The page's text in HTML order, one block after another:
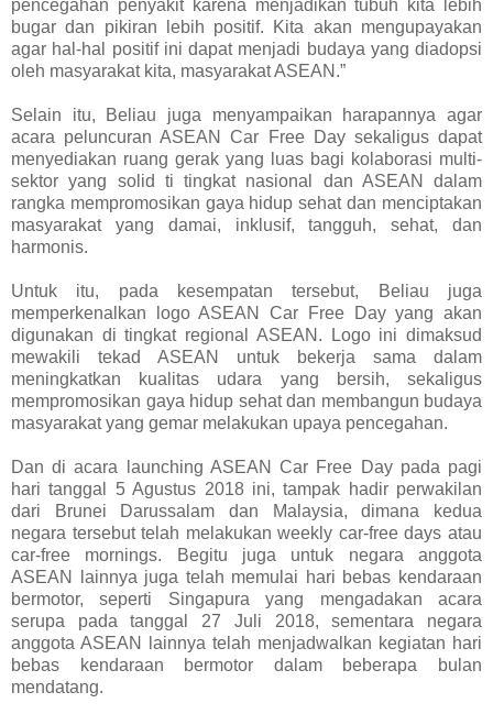
pencegahan penyakit karena menjadikan tubuh kita lebih
bugar dan pikiran lebih positif. Kita akan mengupayakan
agar hal-hal positif ini dapat menjadi budaya yang diadopsi
oleh masyarakat kita, masyarakat ASEAN.”
Selain itu, Beliau juga menyampaikan harapannya agar
acara peluncuran ASEAN Car Free Day sekaligus dapat
menyediakan ruang gerak yang luas bagi kolaborasi multi-
sektor yang solid ti tingkat nasional dan ASEAN dalam
rangka mempromosikan gaya hidup sehat dan menciptakan
masyarakat yang damai, inklusif, tangguh, sehat, dan
harmonis.
Untuk itu, pada kesempatan tersebut, Beliau juga
memperkenalkan logo ASEAN Car Free Day yang akan
digunakan di tingkat regional ASEAN. Logo ini dimaksud
mewakili tekad ASEAN untuk bekerja sama dalam
meningkatkan kualitas udara yang bersih, sekaligus
mempromosikan gaya hidup sehat dan membangun budaya
masyarakat yang gemar melakukan upaya pencegahan.
Dan di acara launching ASEAN Car Free Day pada pagi
hari tanggal 5 Agustus 2018 ini, tampak hadir perwakilan
dari Brunei Darussalam dan Malaysia, dimana kedua
negara tersebut telah melakukan weekly car-free days atau
car-free mornings. Begitu juga untuk negara anggota
ASEAN lainnya juga telah memulai hari bebas kendaraan
bermotor, seperti Singapura yang mengadakan acara
serupa pada tanggal 27 Juli 2018, sementara negara
anggota ASEAN lainnya telah menjadwalkan kegiatan hari
bebas kendaraan bermotor dalam beberapa bulan
mendatang.